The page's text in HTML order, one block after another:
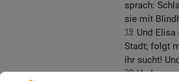
sprach:
sie mit
19 Und
Stadt; folgt
ihr sucht!
20 Und es